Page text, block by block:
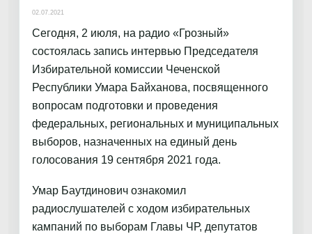
02.07.2021
Сегодня, 2 июля, на радио «Грозный»
состоялась запись интервью Председателя
Избирательной комиссии Чеченской
Республики Умара Байханова, посвященного
вопросам подготовки и проведения
федеральных, региональных и муниципальных
выборов, назначенных на единый день
голосования 19 сентября 2021 года.
Умар Баутдинович ознакомил
радиослушателей с ходом избирательных
кампаний по выборам Главы ЧР, депутатов